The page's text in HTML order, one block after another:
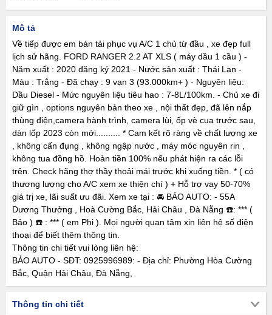
Mô tả
Về tiếp được em bán tải phục vụ A/C 1 chủ từ đầu , xe đẹp full
lịch sử hãng. FORD RANGER 2.2 AT XLS ( máy dầu 1 cầu ) -
Năm xuất : 2020 đăng ký 2021 - Nước sản xuất : Thái Lan -
Màu : Trắng - Đã chạy : 9 vạn 3 (93.000km+ ) - Nguyên liệu:
Dầu Diesel - Mức nguyên liệu tiêu hao : 7-8L/100km. - Chủ xe đi
giữ gìn , options nguyên bản theo xe , nội thất đẹp, đã lên nắp
thùng điện,camera hành trình, camera lùi, ốp vè cua trước sau,
dàn lốp 2023 còn mới.......... * Cam kết rõ ràng về chất lượng xe
, không cấn đụng , không ngập nước , máy móc nguyên rin ,
không tua đồng hồ. Hoàn tiền 100% nếu phát hiện ra các lỗi
trên. Check hãng thợ thầy thoải mái trước khi xuống tiền. * ( có
thương lượng cho A/C xem xe thiện chí ) + Hỗ trợ vay 50-70%
giá trị xe, lãi suất ưu đãi. Xem xe tại : 🚘 BẢO AUTO: - 55A
Dương Thưởng , Hoà Cường Bắc, Hải Châu , Đà Nẵng ☎️: *** (
Bảo ) ☎️ : *** ( em Phi ). Mọi người quan tâm xin liên hệ số điện
thoại để biết thêm thông tin.
Thông tin chi tiết vui lòng liên hệ:
BẢO AUTO - SĐT: 0925996989: - Địa chỉ: Phường Hòa Cường
Bắc, Quận Hải Châu, Đà Nẵng,
Thông tin chi tiết